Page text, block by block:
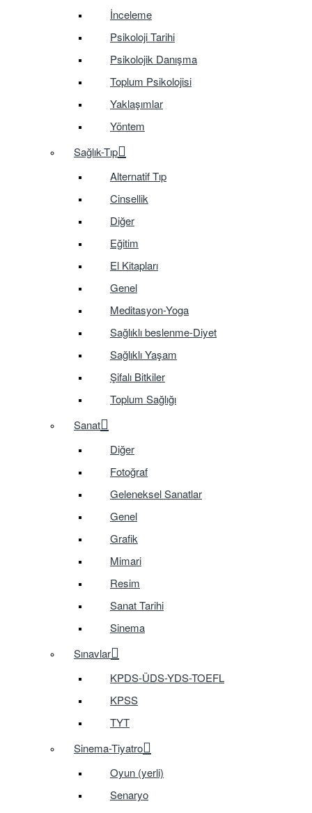
İnceleme
Psikoloji Tarihi
Psikolojik Danışma
Toplum Psikolojisi
Yaklaşımlar
Yöntem
Sağlık-Tıp
Alternatif Tıp
Cinsellik
Diğer
Eğitim
El Kitapları
Genel
Meditasyon-Yoga
Sağlıklı beslenme-Diyet
Sağlıklı Yaşam
Şifalı Bitkiler
Toplum Sağlığı
Sanat
Diğer
Fotoğraf
Geleneksel Sanatlar
Genel
Grafik
Mimari
Resim
Sanat Tarihi
Sinema
Sınavlar
KPDS-ÜDS-YDS-TOEFL
KPSS
TYT
Sinema-Tiyatro
Oyun (yerli)
Senaryo